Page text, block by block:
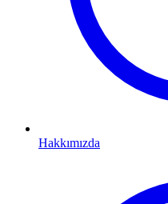
Hakkımızda